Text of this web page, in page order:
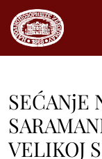
SEĆANjE
VELIKOJ